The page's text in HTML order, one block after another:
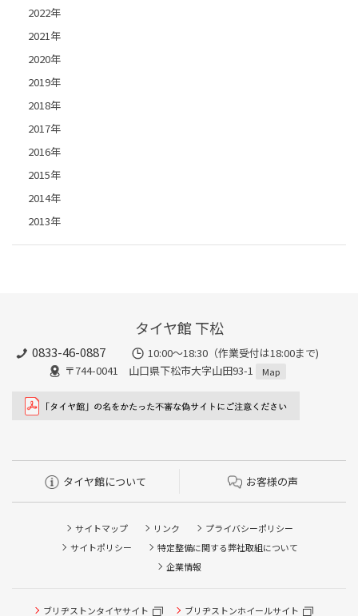
2022年
2021年
2020年
2019年
2018年
2017年
2016年
2015年
2014年
2013年
タイヤ館 下松
0833-46-0887
10:00～18:30（作業受付は18:00まで)
〒744-0041 山口県下松市大字山田93-1
Map
タイヤ館について お客様の声
サイトマップ リンク
プライバシーポリシー
サイトポリシー
特定整備に関する弊社取組について
企業情報
ブリヂストンタイヤサイト ブリヂストンホイールサイト
ピット作業の予約